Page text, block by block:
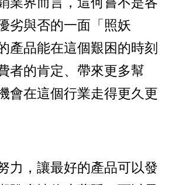
劣與否的一面「照妖
產品能在這個艱困的時刻
者的肯定、帶來更多幫
會在這個行業走得更久更
力，讓最好的產品可以發